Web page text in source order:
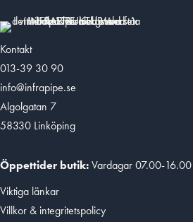
Kontakt
013-39 30 90
info@infrapipe.se
Algolgatan 7
58330 Linköping
Öppettider butik:Vardagar 07.00-16.00
Viktiga länkar
Villkor & integritetspolicy